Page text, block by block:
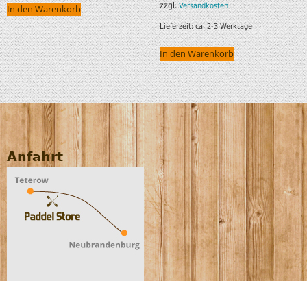
In den Warenkorb zzgl.Versandkosten
Lieferzeit:ca. 2-3 Werktage
In den Warenkorb
Anfahrt